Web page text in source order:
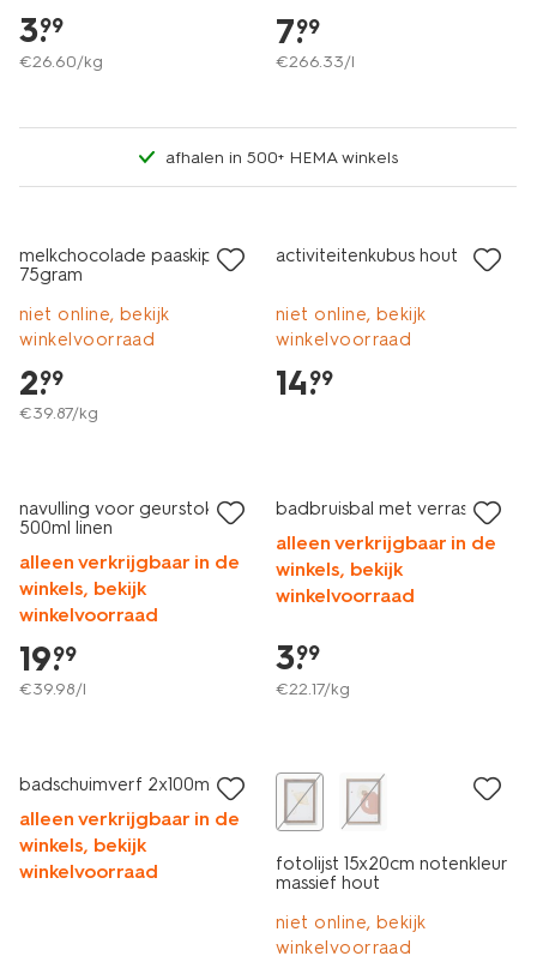
3.
99
€26.60/kg
7.
99
€266.33/l
afhalen in 500+ HEMA winkels
melkchocolade paaskip
75gram
niet online, bekijk
winkelvoorraad
2.
99
€39.87/kg
activiteitenkubus hout
niet online, bekijk
winkelvoorraad
14.
99
vegan
navulling voor geurstokjes
500ml linen
alleen verkrijgbaar in de
winkels, bekijk
winkelvoorraad
19.
99
€39.98/l
badbruisbal met verrassing
alleen verkrijgbaar in de
winkels, bekijk
winkelvoorraad
3.
99
€22.17/kg
badschuimverf 2x100ml
alleen verkrijgbaar in de
winkels, bekijk
winkelvoorraad
fotolijst 15x20cm notenkleur
massief hout
niet online, bekijk
winkelvoorraad